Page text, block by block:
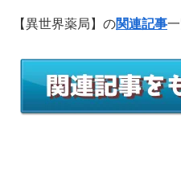
【異世界薬局】の関連記事